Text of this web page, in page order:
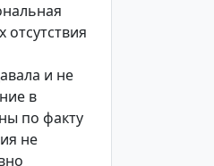
отсутствия
и не
в
по факту
не